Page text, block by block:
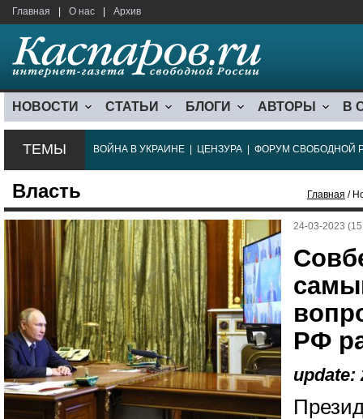
Главная О нас Архив
НОВОСТИ СТАТЬИ БЛОГИ АВТОРЫ В
ТЕМЫ ВОЙНА В УКРАИНЕ ЦЕНЗУРА ФОРУМ СВОБОДНОЙ
Власть Главная /
24-03-2023
РФ
update: